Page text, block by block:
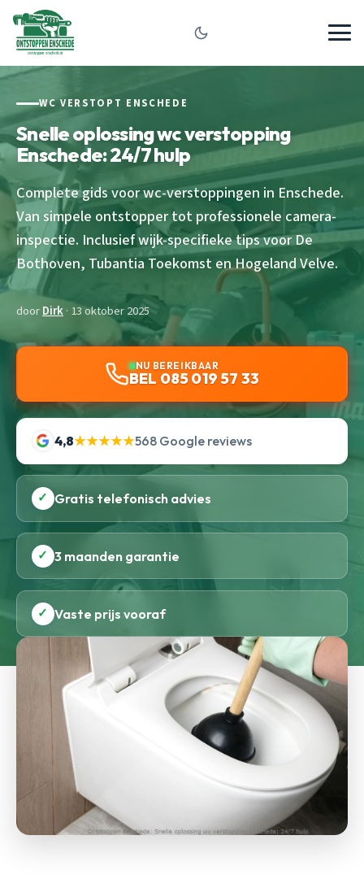
WC VERSTOPT ENSCHEDE
Snelle oplossing wc verstopping
Enschede: 24/7 hulp
Complete gids voor wc-verstoppingen in Enschede.
Van simpele ontstopper tot professionele camera-
inspectie. Inclusief wijk-specifieke tips voor De
Bothoven, Tubantia Toekomst en Hogeland Velve.
doorDirk· 13 oktober 2025
NU BEREIKBAAR
BEL 085 019 57 33
4,8★★★★★568 Google reviews
✓ Gratis telefonisch advies
✓ 3 maanden garantie
✓ Vaste prijs vooraf